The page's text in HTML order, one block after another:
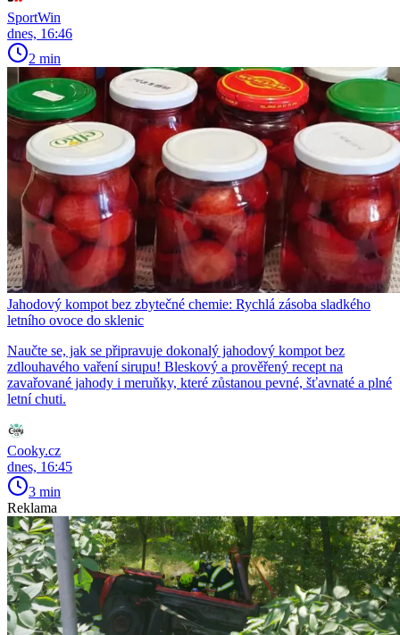
SportWin
dnes, 16:46
2 min
Jahodový kompot bez zbytečné chemie: Rychlá zásoba sladkého
letního ovoce do sklenic
Naučte se, jak se připravuje dokonalý jahodový kompot bez
zdlouhavého vaření sirupu! Bleskový a prověřený recept na
zavařované jahody i meruňky, které zůstanou pevné, šťavnaté a plné
letní chuti.
Cooky.cz
dnes, 16:45
3 min
Reklama